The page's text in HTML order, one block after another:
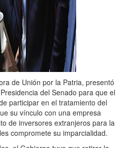
de Unión por la Patria, presentó
del Senado para que el
participar en el tratamiento del
su vínculo con una empresa
de inversores extranjeros para la
compromete su imparcialidad.